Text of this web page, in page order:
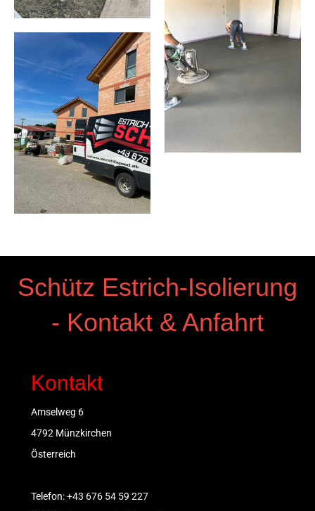
Schütz Estrich-Isolierung
- Kontakt & Anfahrt
Kontakt
Amselweg 6
4792 Münzkirchen
Österreich
Telefon:+43 676 54 59 227